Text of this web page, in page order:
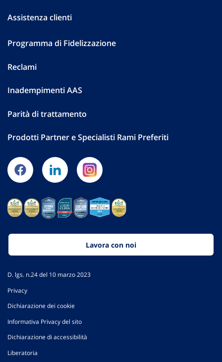
Assistenza clienti
Programma di Fidelizzazione
Reclami
Inadempimenti AAS
Parità di trattamento
Prodotti Partner e Specialisti Rami Preferiti
Lavora con noi
D. lgs. n.24 del 10 marzo 2023
Privacy
Dichiarazione dei cookie
Informativa Privacy del sito
Dichiarazione di accessibilità
Liberatoria